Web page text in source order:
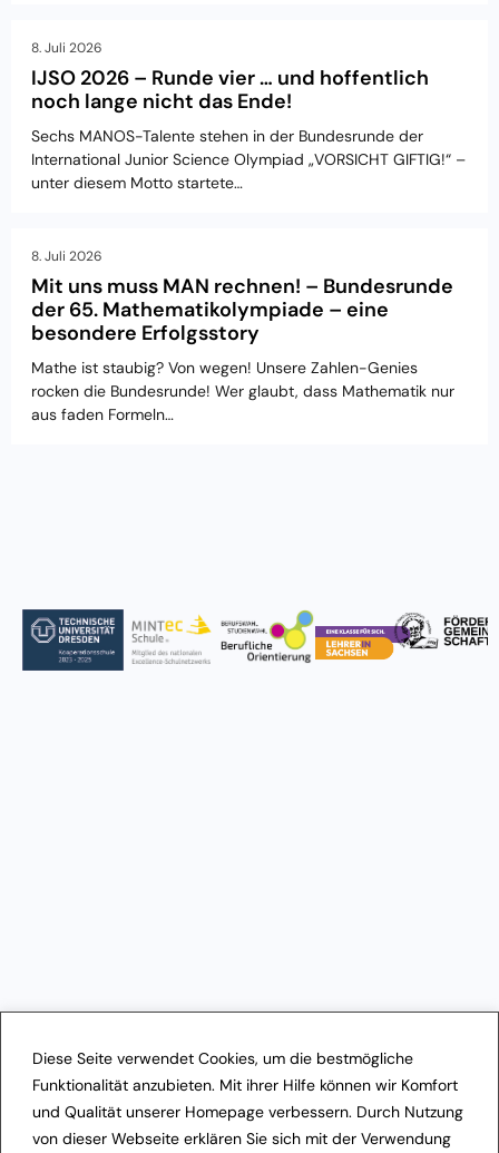
Diese Seite verwendet Cookies, um die bestmögliche
Funktionalität anzubieten. Mit ihrer Hilfe können wir Komfort
und Qualität unserer Homepage verbessern. Durch Nutzung
von dieser Webseite erklären Sie sich mit der Verwendung
8. Juli 2026
IJSO 2026 – Runde vier … und hoffentlich
noch lange nicht das Ende!
Sechs MANOS-Talente stehen in der Bundesrunde der
International Junior Science Olympiad „VORSICHT GIFTIG!“ –
unter diesem Motto startete…
8. Juli 2026
Mit uns muss MAN rechnen! – Bundesrunde
der 65. Mathematikolympiade – eine
besondere Erfolgsstory
Mathe ist staubig? Von wegen! Unsere Zahlen-Genies
rocken die Bundesrunde! Wer glaubt, dass Mathematik nur
aus faden Formeln…